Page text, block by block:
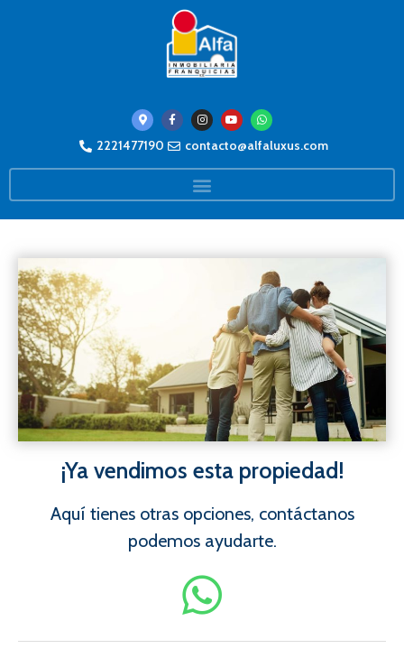
2221477190 contacto@alfaluxus.com
¡Ya vendimos esta propiedad!
Aquí tienes otras opciones, contáctanos
podemos ayudarte.